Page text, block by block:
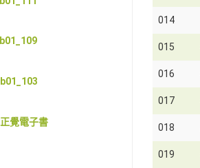
014
015
016
017
018
019